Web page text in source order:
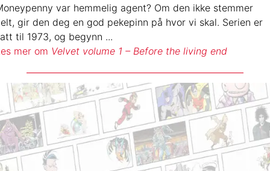
var hemmelig agent? Om den ikke stemmer
gir den deg en god pekepinn på hvor vi skal. Serien er
til 1973, og begynn ...
mer om Velvet volume 1 – Before the living end